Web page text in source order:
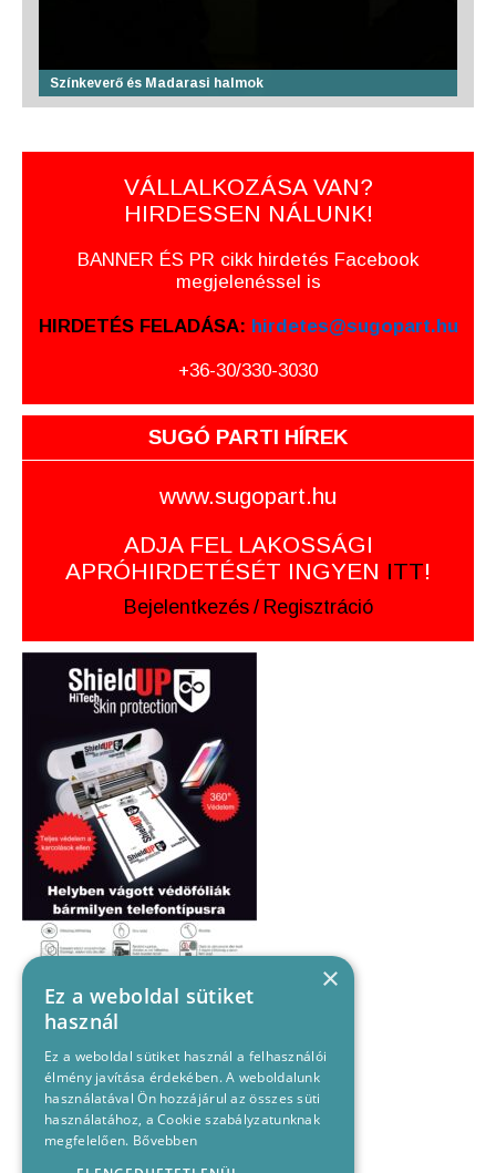
Színkeverő és Madarasi halmok
VÁLLALKOZÁSA VAN?
HIRDESSEN NÁLUNK!
BANNER ÉS PR cikk hirdetés Facebook
megjelenéssel is
HIRDETÉS FELADÁSA: hirdetes@sugopart.hu
+36-30/330-3030
SUGÓ PARTI HÍREK
www.sugopart.hu
ADJA FEL LAKOSSÁGI
APRÓHIRDETÉSÉT INGYEN ITT!
Bejelentkezés / Regisztráció
×
Ez a weboldal sütiket
használ
Ez a weboldal sütiket használ a felhasználói
élmény javítása érdekében. A weboldalunk
használatával Ön hozzájárul az összes süti
használatához, a Cookie szabályzatunknak
megfelelően. Bővebben